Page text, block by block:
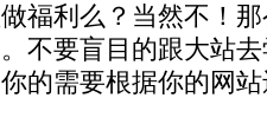
福利么？当然不！
不要盲目的跟大站
的需要根据你的网